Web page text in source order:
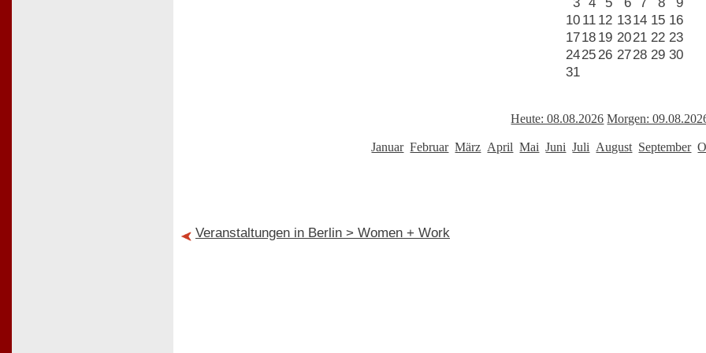
10 11 12 1314 15 16
1718 19 2021 22 23
2425 26 2728 29 30
31
Heute: 08.08.2026 Morgen:
Januar Februar März April Mai Juni Juli August September
Veranstaltungen in Berlin > Women + Work